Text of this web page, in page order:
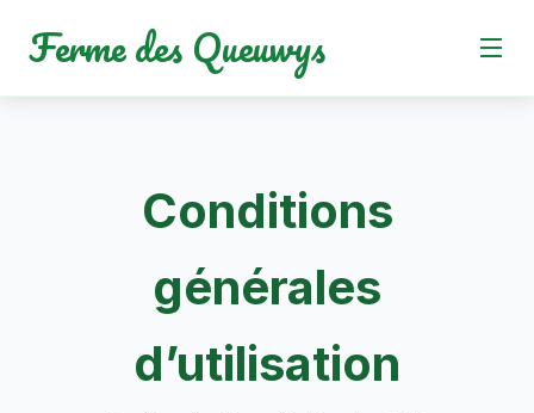
Ferme des Queuwys
Conditions
générales
d’utilisation